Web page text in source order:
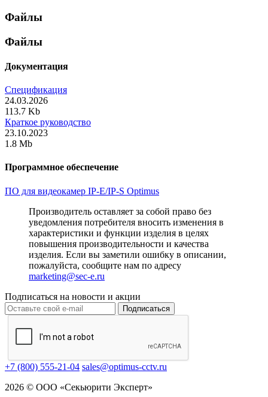
Файлы
Файлы
Документация
Спецификация
24.03.2026
113.7 Kb
Краткое руководство
23.10.2023
1.8 Mb
Программное обеспечение
ПО для видеокамер IP-E/IP-S Optimus
Производитель оставляет за собой право без
уведомления потребителя вносить изменения в
характеристики и функции изделия в целях
повышения производительности и качества
изделия. Если вы заметили ошибку в описании,
пожалуйста, сообщите нам по адресу
marketing@sec-e.ru
Подписаться на новости и акции
Подписаться
+7 (800) 555-21-04 sales@optimus-cctv.ru
2026 © ООО «Секьюрити Эксперт»